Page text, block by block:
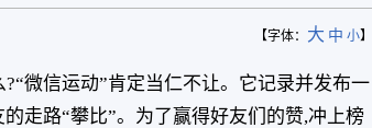
【字体： 大 中 小】
微信运动”肯定当仁不让。它记录并发布一
走路“攀比”。为了赢得好友们的赞,冲上榜